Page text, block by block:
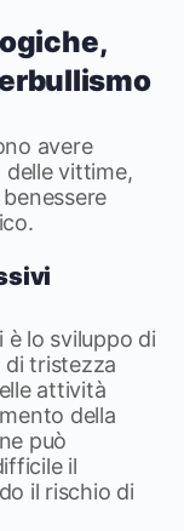
avere
delle vittime,
è lo sviluppo di
di tristezza
attività
della
può
il
il rischio di